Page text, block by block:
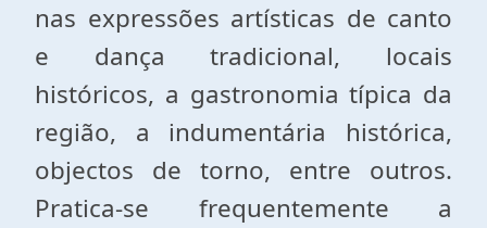
nas expressões artísticas de canto
e dança tradicional, locais
históricos, a gastronomia típica da
região, a indumentária histórica,
objectos de torno, entre outros.
Pratica-se frequentemente a